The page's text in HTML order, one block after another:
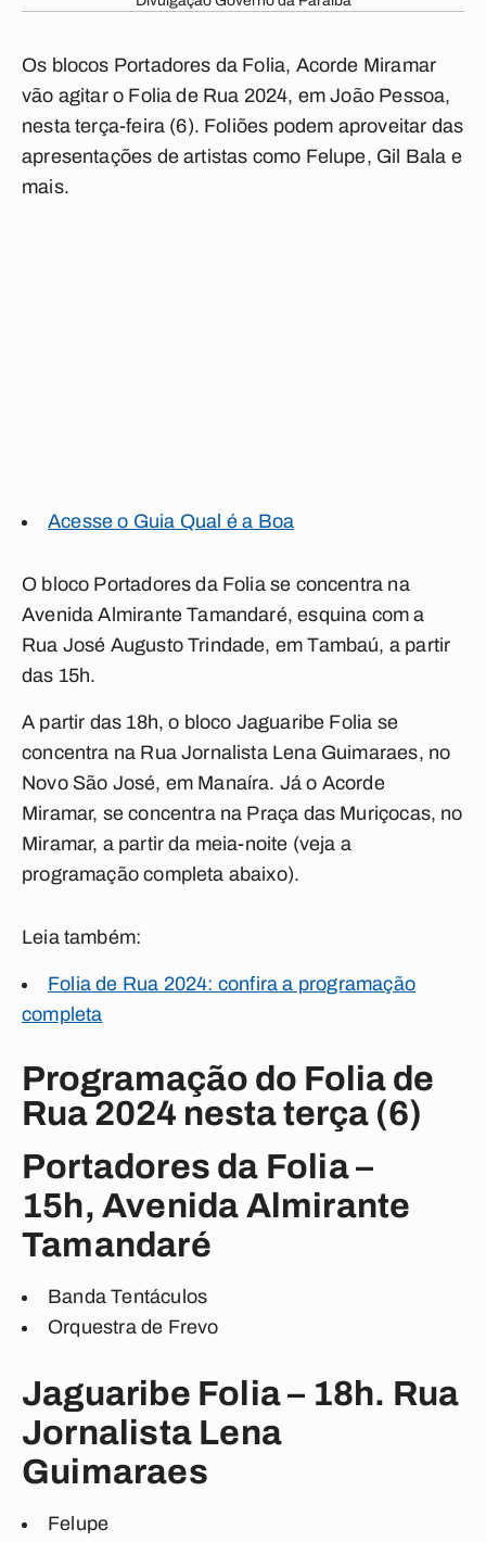
Os blocos Portadores da Folia, Acorde Miramar
vão agitar o Folia de Rua 2024, em João Pessoa,
nesta terça-feira (6). Foliões podem aproveitar das
apresentações de artistas como Felupe, Gil Bala e
mais.
Acesse o Guia Qual é a Boa
O bloco Portadores da Folia se concentra na
Avenida Almirante Tamandaré, esquina com a
Rua José Augusto Trindade, em Tambaú, a partir
das 15h.
A partir das 18h, o bloco Jaguaribe Folia se
concentra na Rua Jornalista Lena Guimaraes, no
Novo São José, em Manaíra. Já o Acorde
Miramar, se concentra na Praça das Muriçocas, no
Miramar, a partir da meia-noite (veja a
programação completa abaixo).
Leia também:
Folia de Rua 2024: confira a programação
completa
Programação do Folia de
Rua 2024 nesta terça (6)
Portadores da Folia –
15h, Avenida Almirante
Tamandaré
Banda Tentáculos
Orquestra de Frevo
Jaguaribe Folia – 18h. Rua
Jornalista Lena
Guimaraes
Felupe